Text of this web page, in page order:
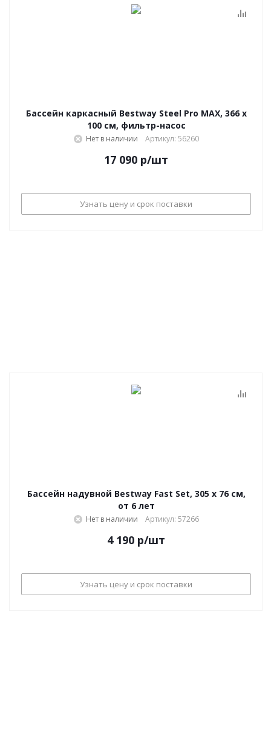
Бассейн каркасный Bestway Steel Pro MAX, 366 х
100 см, фильтр-насос
Нет в наличии Артикул: 56260
17 090 р/шт
Узнать цену и срок поставки
Бассейн надувной Bestway Fast Set, 305 х 76 см,
от 6 лет
Нет в наличии Артикул: 57266
4 190 р/шт
Узнать цену и срок поставки